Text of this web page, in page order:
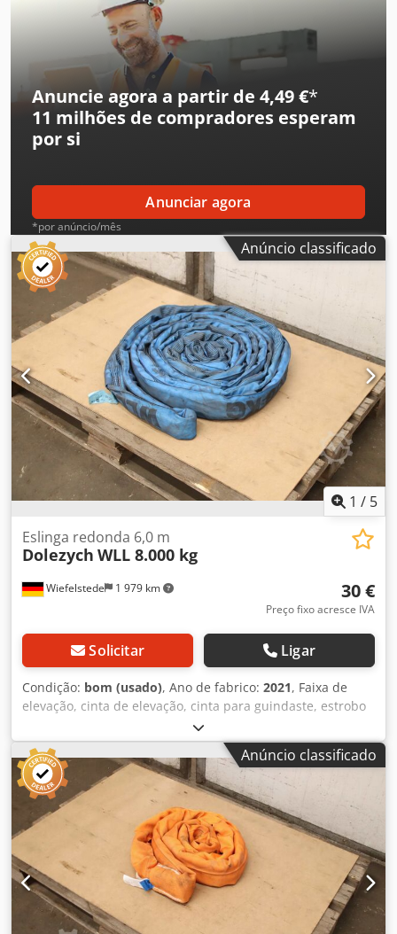
Tipo/Capacidade de carga: WLL 8.000 kg -Comprimento: 4,0
m -Quantidade: 2x linga redonda disponível
Credjzrmhvspfx Adwef -Dimensões de transporte: Ø 450 x
80 mm -Peso: 6,3 kg/unidade
Anuncie agora a partir de 4,49 €*
11 milhões de compradores esperam
por si
Anunciar agora
*por anúncio/mês
Anúncio classificado
1 / 5
Wiefelstede 1 979 km
Eslinga redonda 6,0 m
Dolezych WLL 8.000 kg
30 €
Preço fixo acresce IVA
Solicitar Ligar
Condição: bom (usado), Ano de fabrico: 2021, Faixa de
elevação, cinta de elevação, cinta para guindaste, estrobo
de elevação, estrobo circular, mangueira de tecido duplo
Crjdpezrmhpefx Adwsf -Fabricante: Solid, estrobo circular
EN 1492-2 PES -Tipo/Capacidade de carga: WLL 8.000 kg -
Comprimento: 6,0 m -Quantidade: 4 estrobos circulares
disponíveis -Dimensões de transporte: Ø 600 x 85 mm -
Peso: 9,8 kg/unidade
Anúncio classificado